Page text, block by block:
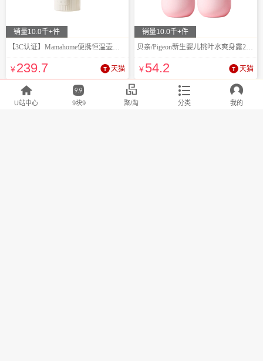
销量10.0千+件
【3C认证】Mamahome便携恒温壶【國补】
¥239.7 天猫
销量10.0千+件
贝亲/Pigeon新生婴儿桃叶水爽身露200ml*2
¥54.2 天猫

U站中心

9块9

聚/淘

分类

我的